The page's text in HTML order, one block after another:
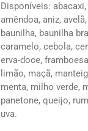
Disponíveis:
amêndoa, aniz,
baunilha, baunilha
caramelo, cebola,
erva-doce,
limão, maçã,
menta, milho verde,
panetone, queijo,
uva.